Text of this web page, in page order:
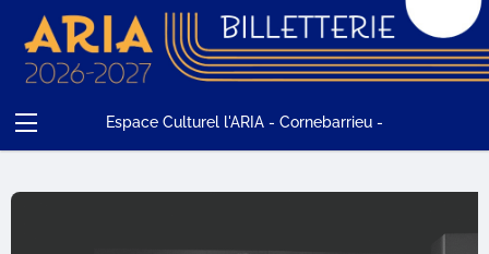
Espace Culturel l'ARIA - Cornebarrieu -